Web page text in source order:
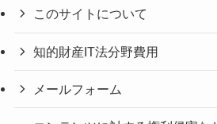
このサイトについて
知的財産IT法分野費用
メールフォーム